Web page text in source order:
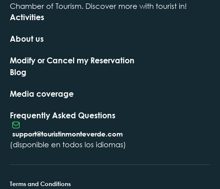
Chamber of Tourism. Discover more with tourist in!
Activities
About us
Modify or Cancel my Reservation
Blog
Media coverage
Frequently Asked Questions
support@touristinmonteverde.com
(disponible en todos los idiomas)
Terms and Conditions